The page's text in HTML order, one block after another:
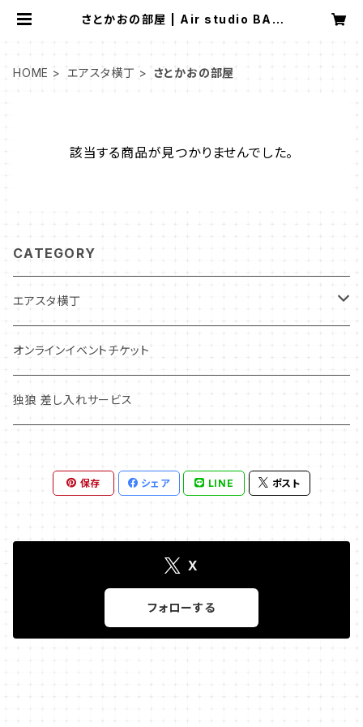
さとかおの部屋 | Air studio BAS
HOME エアスタ横丁 さとかおの部屋
該当する商品が見つかりませんでした。
CATEGORY
エアスタ横丁
スナックまろん
すなっくまいこ
みよまるの しゃべくり☆NIGHT！！
1
さとかおの部屋
エッグスターファンミーティング
オンラインイベントチケット
独狼 差し入れサービス
保存 シェア LINE ポスト
X
フォローする